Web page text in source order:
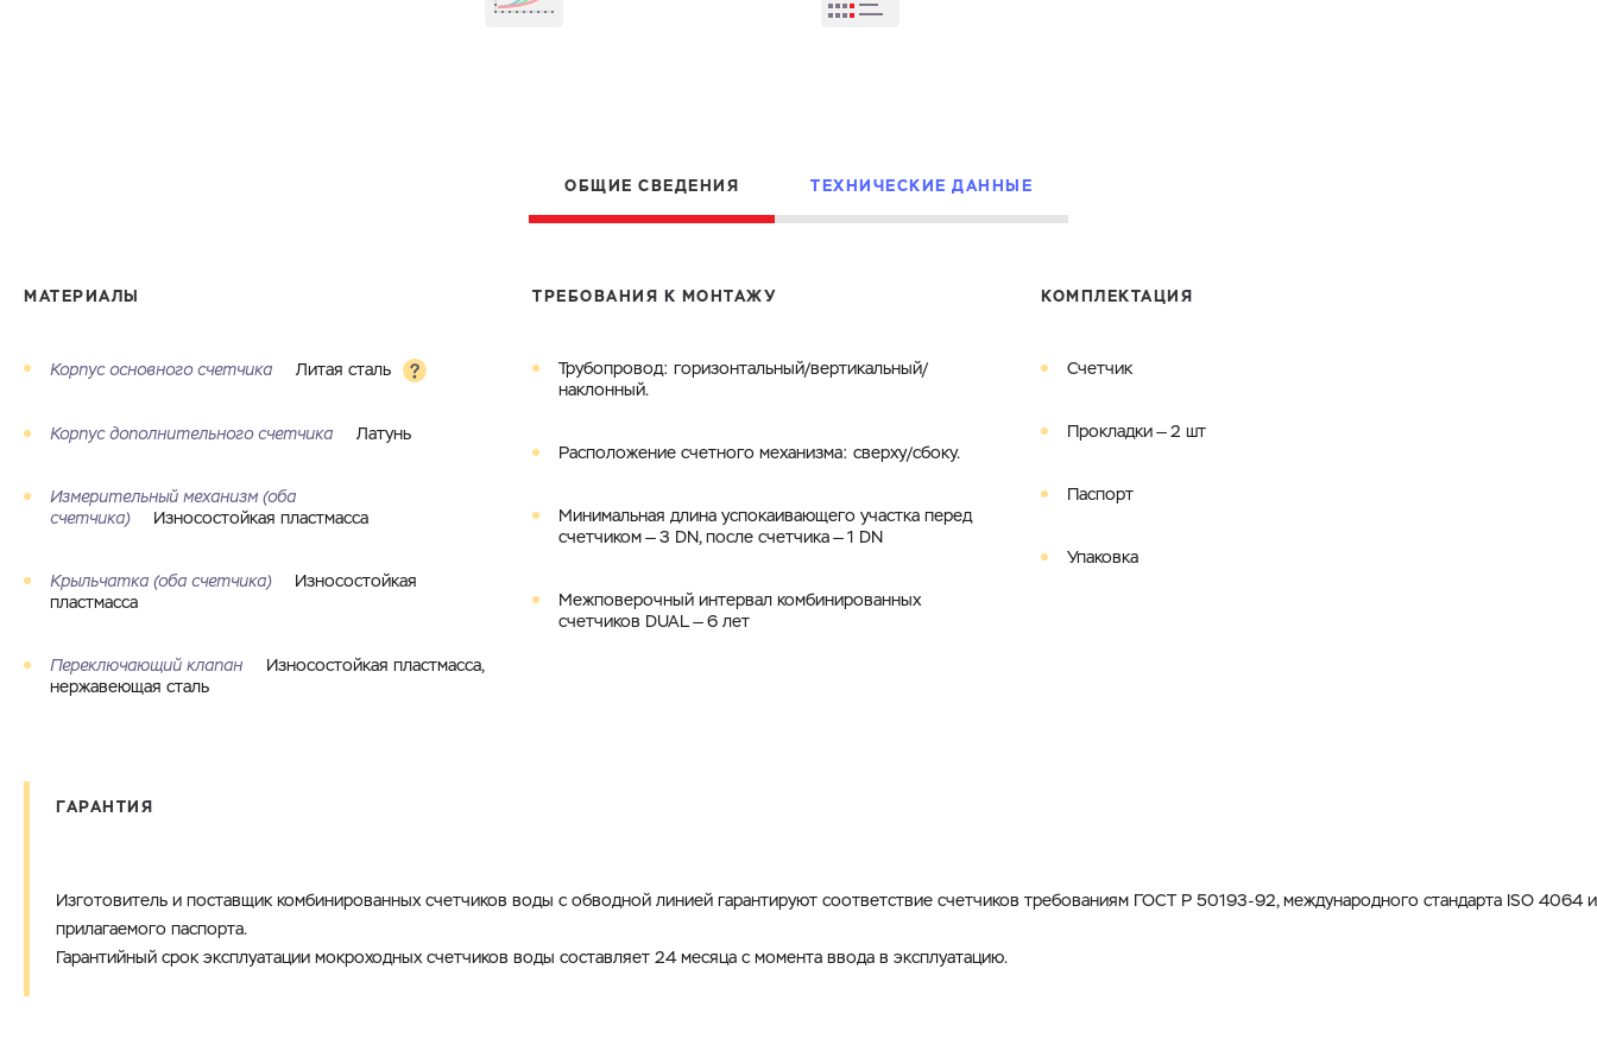
Cоглашаюсь на обработку персональных данных
ОБЩИЕ СВЕДЕНИЯ ТЕХНИЧЕСКИЕ ДАННЫЕ
МАТЕРИАЛЫ
Корпус основного счетчика Литая сталь
Корпус дополнительного счетчика Латунь
Измерительный механизм (оба
счетчика)
Износостойкая пластмасса
Крыльчатка (оба счетчика)
Износостойкая
пластмасса
Переключающий клапан
Износостойкая пластмасса,
нержавеющая сталь
ТРЕБОВАНИЯ К МОНТАЖУ
Трубопровод: горизонтальный/вертикальный/
наклонный.
Расположение счетного механизма: сверху/сбоку.
Минимальная длина успокаивающего участка перед
счетчиком — 3 DN, после счетчика — 1 DN
Межповерочный интервал комбинированных
счетчиков DUAL — 6 лет
КОМПЛЕКТАЦИЯ
Счетчик
Прокладки — 2 шт
Паспорт
Упаковка
ГАРАНТИЯ
Изготовитель и поставщик комбинированных счетчиков воды с обводной линией гарантируют соответствие счетчиков требованиям ГОСТ Р 50193-92, международного стандарта ISO 4064 и
прилагаемого паспорта.
Гарантийный срок эксплуатации мокроходных счетчиков воды составляет 24 месяца с момента ввода в эксплуатацию.